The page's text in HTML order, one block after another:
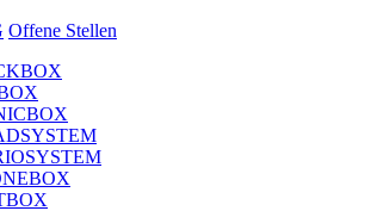
Offene Stellen